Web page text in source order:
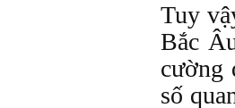
Tuy
Bắc
cường
số